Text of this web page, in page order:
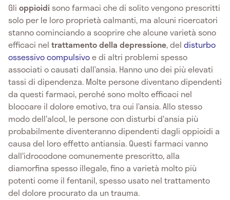
Gli oppioidi sono farmaci che di solito vengono prescritti
solo per le loro proprietà calmanti, ma alcuni ricercatori
stanno cominciando a scoprire che alcune varietà sono
efficaci nel trattamento della depressione, del disturbo
ossessivo compulsivoe di altri problemi spesso
associati o causati dall’ansia. Hanno uno dei più elevati
tassi di dipendenza. Molte persone diventano dipendenti
da questi farmaci, perché sono molto efficaci nel
bloccare il dolore emotivo, tra cui l’ansia. Allo stesso
modo dell'alcol, le persone con disturbi d'ansia più
probabilmente diventeranno dipendenti dagli oppioidi a
causa del loro effetto antiansia. Questi farmaci vanno
dall'idrocodone comunemente prescritto, alla
diamorfina spesso illegale, fino a varietà molto più
potenti come il fentanil, spesso usato nel trattamento
del dolore procurato da un trauma.